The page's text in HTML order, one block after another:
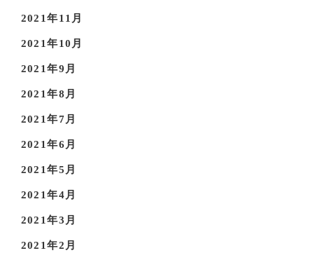
2021年11月
2021年10月
2021年9月
2021年8月
2021年7月
2021年6月
2021年5月
2021年4月
2021年3月
2021年2月